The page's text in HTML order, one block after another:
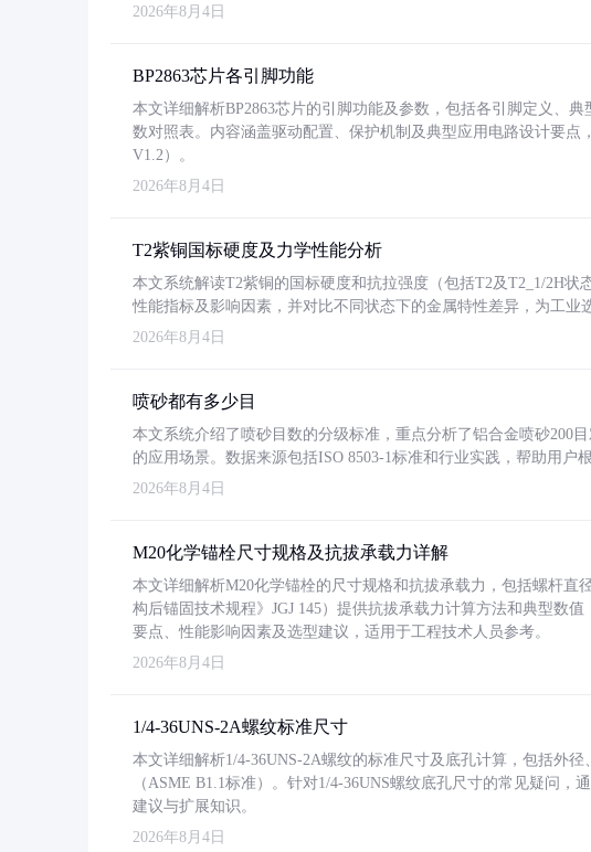
2026年8月4日
BP2863芯片各引脚功能
本文详细解析BP2863芯片的引脚功能及参数，包括各引脚定义、
数对照表。内容涵盖驱动配置、保护机制及典型应用电路设计要点
V1.2）。
2026年8月4日
T2紫铜国标硬度及力学性能分析
本文系统解读T2紫铜的国标硬度和抗拉强度（包括T2及T2_1/2H状
性能指标及影响因素，并对比不同状态下的金属特性差异，为工业
2026年8月4日
喷砂都有多少目
本文系统介绍了喷砂目数的分级标准，重点分析了铝合金喷砂200
的应用场景。数据来源包括ISO 8503-1标准和行业实践，帮助用户
2026年8月4日
M20化学锚栓尺寸规格及抗拔承载力详解
本文详细解析M20化学锚栓的尺寸规格和抗拔承载力，包括螺杆直
构后锚固技术规程》JGJ 145）提供抗拔承载力计算方法和典型数
要点、性能影响因素及选型建议，适用于工程技术人员参考。
2026年8月4日
1/4-36UNS-2A螺纹标准尺寸
本文详细解析1/4-36UNS-2A螺纹的标准尺寸及底孔计算，包括外
（ASME B1.1标准）。针对1/4-36UNS螺纹底孔尺寸的常见疑问
建议与扩展知识。
2026年8月4日